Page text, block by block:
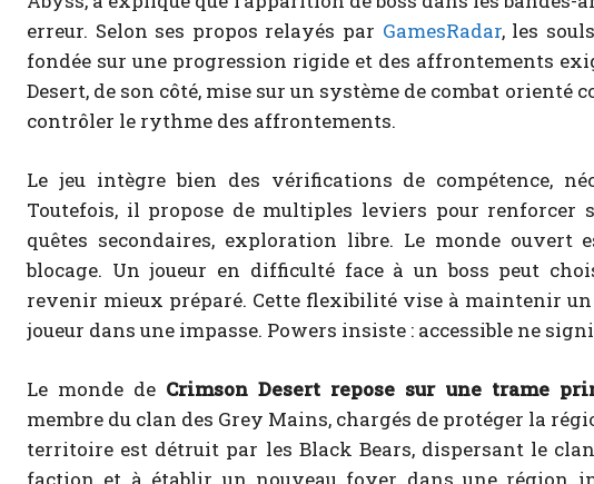
erreur. Selon ses propos relayés par GamesRadar, les
fondée sur une progression rigide et des affrontements
Desert, de son côté, mise sur un système de combat orienté
contrôler le rythme des affrontements.
Le jeu intègre bien des vérifications de compétence,
Toutefois, il propose de multiples leviers pour renforcer
quêtes secondaires, exploration libre. Le monde
blocage. Un joueur en difficulté face à un boss peut
revenir mieux préparé. Cette flexibilité vise à maintenir
joueur dans une impasse. Powers insiste : accessible ne
Le monde de Crimson Desert repose sur une trame
membre du clan des Grey Mains, chargés de protéger la
territoire est détruit par les Black Bears, dispersant le